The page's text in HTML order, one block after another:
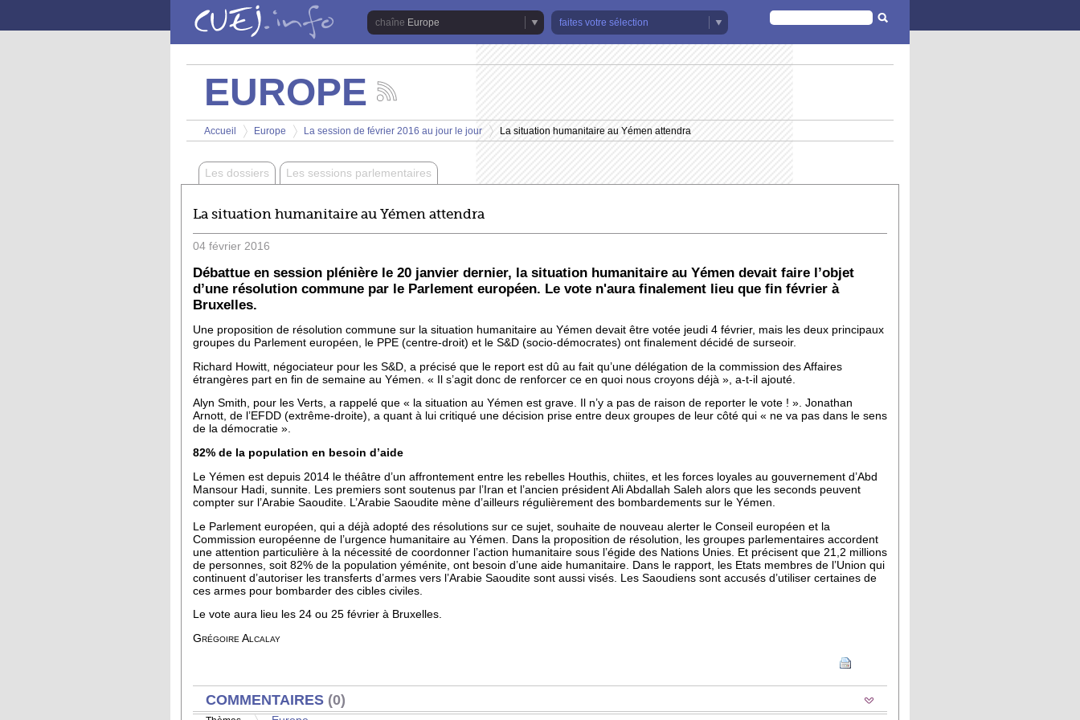
Europe
faites votre sélection
FORMULAIRE
DE
RECHERCHE
EUROPE
les
actualités
de
chaîne
Europe
Vous êtes ici
Accueil
>
Europe
>
La session de février 2016 au jour le jour
>
La situation humanitaire au Yémen attendra
Les dossiers Les sessions parlementaires
La situation humanitaire au Yémen attendra
04 février 2016
Débattue en session plénière le 20 janvier dernier, la situation humanitaire au Yémen devait faire l’objet
d’une résolution commune par le Parlement européen. Le vote n'aura finalement lieu que fin février à
Bruxelles.
Une proposition de résolution commune sur la situation humanitaire au Yémen devait être votée jeudi 4 février, mais les deux principaux
groupes du Parlement européen, le PPE (centre-droit) et le S&D (socio-démocrates) ont finalement décidé de surseoir.
Richard Howitt, négociateur pour les S&D, a précisé que le report est dû au fait qu’une délégation de la commission des Affaires
étrangères part en fin de semaine au Yémen. « Il s’agit donc de renforcer ce en quoi nous croyons déjà », a-t-il ajouté.
Alyn Smith, pour les Verts, a rappelé que « la situation au Yémen est grave. Il n’y a pas de raison de reporter le vote ! ». Jonathan
Arnott, de l’EFDD (extrême-droite), a quant à lui critiqué une décision prise entre deux groupes de leur côté qui « ne va pas dans le sens
de la démocratie ».
82% de la population en besoin d’aide
Le Yémen est depuis 2014 le théâtre d’un affrontement entre les rebelles Houthis, chiites, et les forces loyales au gouvernement d’Abd
Mansour Hadi, sunnite. Les premiers sont soutenus par l’Iran et l’ancien président Ali Abdallah Saleh alors que les seconds peuvent
compter sur l’Arabie Saoudite. L’Arabie Saoudite mène d’ailleurs régulièrement des bombardements sur le Yémen.
Le Parlement européen, qui a déjà adopté des résolutions sur ce sujet, souhaite de nouveau alerter le Conseil européen et la
Commission européenne de l’urgence humanitaire au Yémen. Dans la proposition de résolution, les groupes parlementaires accordent
une attention particulière à la nécessité de coordonner l’action humanitaire sous l’égide des Nations Unies. Et précisent que 21,2 millions
de personnes, soit 82% de la population yéménite, ont besoin d’une aide humanitaire. Dans le rapport, les Etats membres de l’Union qui
continuent d’autoriser les transferts d’armes vers l’Arabie Saoudite sont aussi visés. Les Saoudiens sont accusés d’utiliser certaines de
ces armes pour bombarder des cibles civiles.
Le vote aura lieu les 24 ou 25 février à Bruxelles.
Grégoire Alcalay
AFFICHER
COMMENTAIRES (0)